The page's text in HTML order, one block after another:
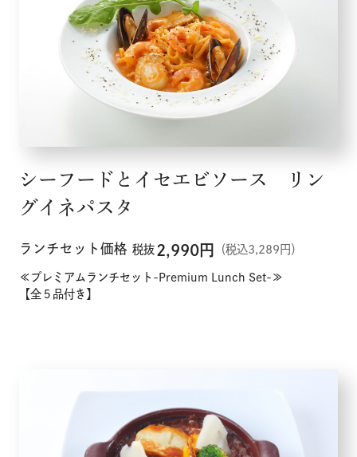
シーフードとイセエビソース リン
グイネパスタ
ランチセット価格 税抜 2,990円 （税込3,289円）
≪プレミアムランチセット-Premium Lunch Set-≫
【全５品付き】